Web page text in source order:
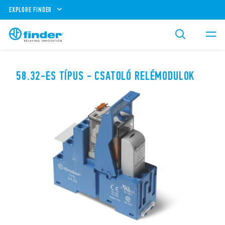
EXPLORE FINDER
58.32-ES TÍPUS - CSATOLÓ RELÉMODULOK